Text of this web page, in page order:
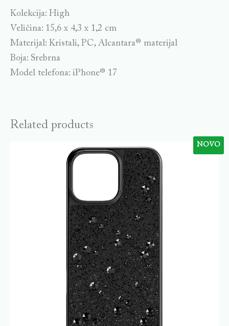
Kolekcija: High
Veličina: 15,6 x 4,3 x 1,2 cm
Materijal: Kristali, PC, Alcantara® materijal
Boja: Srebrna
Model telefona: iPhone® 17
Related products
NOVO